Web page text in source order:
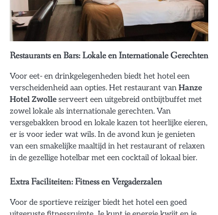
Restaurants en Bars: Lokale en Internationale Gerechten
Voor eet- en drinkgelegenheden biedt het hotel een
verscheidenheid aan opties. Het restaurant van Hanze
Hotel Zwolle serveert een uitgebreid ontbijtbuffet met
zowel lokale als internationale gerechten. Van
versgebakken brood en lokale kazen tot heerlijke eieren,
er is voor ieder wat wils. In de avond kun je genieten
van een smakelijke maaltijd in het restaurant of relaxen
in de gezellige hotelbar met een cocktail of lokaal bier.
Extra Faciliteiten: Fitness en Vergaderzalen
Voor de sportieve reiziger biedt het hotel een goed